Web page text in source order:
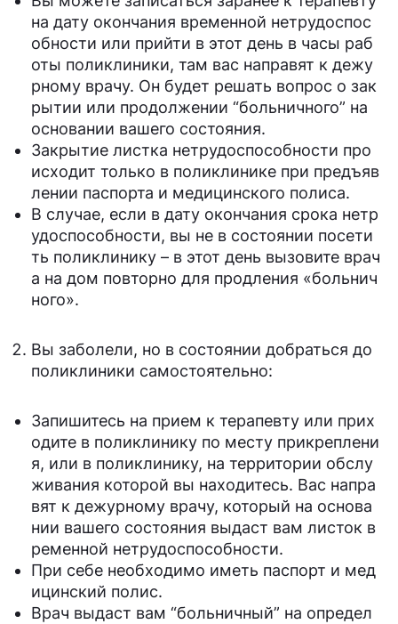
на дату окончания временной нетрудоспос
обности или прийти в этот день в часы раб
оты поликлиники, там вас направят к дежу
рному врачу. Он будет решать вопрос о зак
рытии или продолжении “больничного” на
основании вашего состояния.
Закрытие листка нетрудоспособности про
исходит только в поликлинике при предъяв
лении паспорта и медицинского полиса.
В случае, если в дату окончания срока нетр
удоспособности, вы не в состоянии посети
ть поликлинику – в этот день вызовите врач
а на дом повторно для продления «больнич
ного».
Вы заболели, но в состоянии добраться до
поликлиники самостоятельно:
Запишитесь на прием к терапевту или прих
одите в поликлинику по месту прикреплени
я, или в поликлинику, на территории обслу
живания которой вы находитесь. Вас напра
вят к дежурному врачу, который на основа
нии вашего состояния выдаст вам листок в
ременной нетрудоспособности.
При себе необходимо иметь паспорт и мед
ицинский полис.
Врач выдаст вам “больничный” на определ